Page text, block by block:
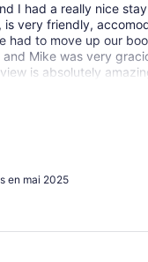
I had a really nice
is very friendly,
had to move up our
Mike was very
is absolutely
few photos. Our taxi
en mai 2025